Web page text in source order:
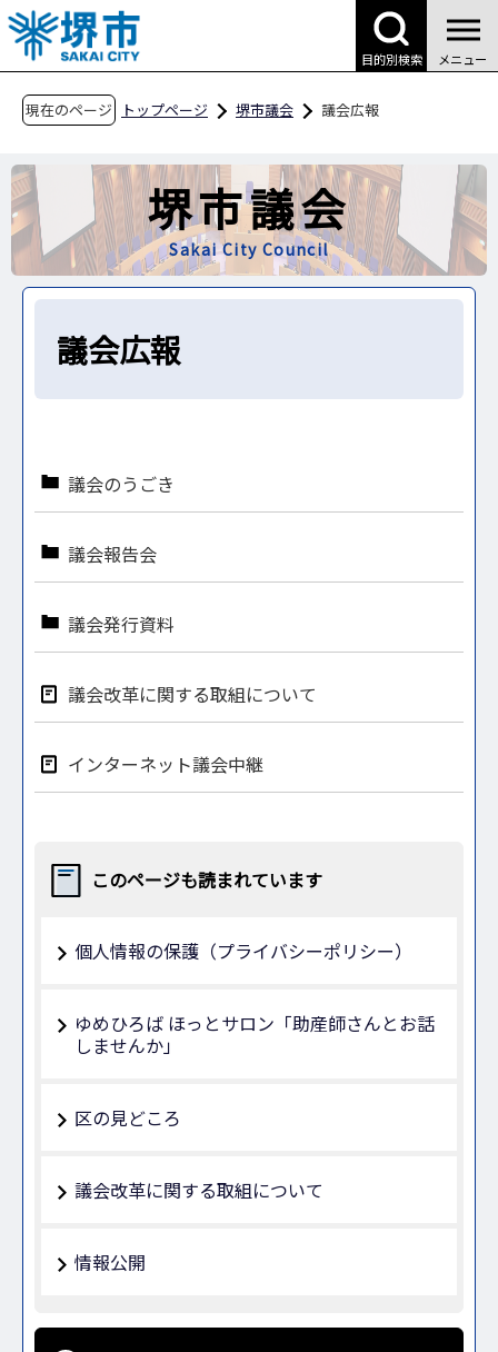
こ
の
ペ
の
先
頭
で
す
目的別検索 メニュー
現在のページ トップページ 堺市議会 議会広報
堺市議会
Sakai City Council
議会広報
議会のうごき
議会報告会
議会発行資料
議会改革に関する取組について
インターネット議会中継
このページも読まれています
個人情報の保護（プライバシーポリシー）
ゆめひろば ほっとサロン「助産師さんとお話
しませんか」
区の見どころ
議会改革に関する取組について
情報公開